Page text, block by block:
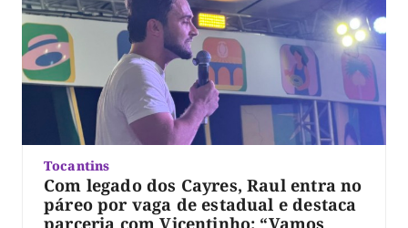
Tocantins
Com legado dos Cayres, Raul entra no
páreo por vaga de estadual e destaca
parceria com Vicentinho: “Vamos